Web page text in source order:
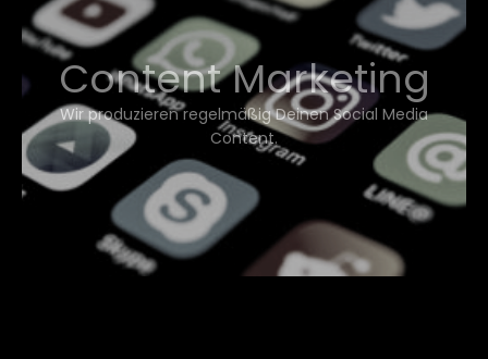
Content Marketing
Wir produzieren regelmäßig Deinen Social Media
Content.